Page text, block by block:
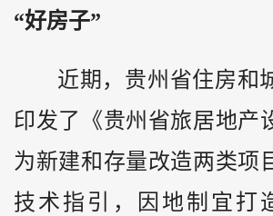
“好房子”
近期，贵州省住房和
印发了《贵州省旅居地产
为新建和存量改造两类项
技术指引，因地制宜打